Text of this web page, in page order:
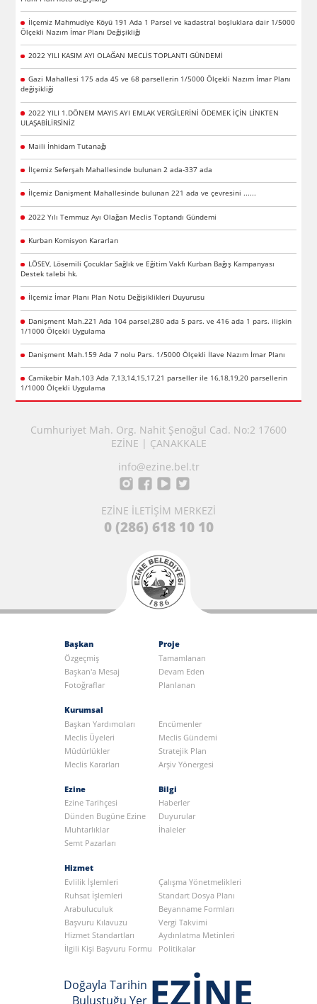
İlçemiz Mahmudiye Köyü 191 Ada 1 Parsel ve kadastral boşluklara dair 1/5000
Ölçekli Nazım İmar Planı Değişikliği
2022 YILI KASIM AYI OLAĞAN MECLİS TOPLANTI GÜNDEMİ
Gazi Mahallesi 175 ada 45 ve 68 parsellerin 1/5000 Ölçekli Nazım İmar Planı
değişikliği
2022 YILI 1.DÖNEM MAYIS AYI EMLAK VERGİLERİNİ ÖDEMEK İÇİN LİNKTEN
ULAŞABİLİRSİNİZ
Maili İnhidam Tutanağı
İlçemiz Seferşah Mahallesinde bulunan 2 ada-337 ada
İlçemiz Danişment Mahallesinde bulunan 221 ada ve çevresini ......
2022 Yılı Temmuz Ayı Olağan Meclis Toptandı Gündemi
Kurban Komisyon Kararları
LÖSEV, Lösemili Çocuklar Sağlık ve Eğitim Vakfı Kurban Bağış Kampanyası
Destek talebi hk.
İlçemiz İmar Planı Plan Notu Değişiklikleri Duyurusu
Danişment Mah.221 Ada 104 parsel,280 ada 5 pars. ve 416 ada 1 pars. ilişkin
1/1000 Ölçekli Uygulama
Danişment Mah.159 Ada 7 nolu Pars. 1/5000 Ölçekli İlave Nazım İmar Planı
Camikebir Mah.103 Ada 7,13,14,15,17,21 parseller ile 16,18,19,20 parsellerin
1/1000 Ölçekli Uygulama
Cumhuriyet Mah. Org. Nahit Şenoğul Cad. No:2 17600
EZİNE | ÇANAKKALE
info@ezine.bel.tr
EZİNE İLETİŞİM MERKEZİ
0 (286) 618 10 10
Başkan
Özgeçmiş
Başkan'a Mesaj
Fotoğraflar
Proje
Tamamlanan
Devam Eden
Planlanan
Kurumsal
Başkan Yardımcıları
Encümenler
Meclis Üyeleri
Meclis Gündemi
Müdürlükler
Stratejik Plan
Meclis Kararları
Arşiv Yönergesi
Ezine
Ezine Tarihçesi
Dünden Bugüne Ezine
Muhtarlıklar
Semt Pazarları
Bilgi
Haberler
Duyurular
İhaleler
Hizmet
Evlilik İşlemleri
Çalışma Yönetmelikleri
Ruhsat İşlemleri
Standart Dosya Planı
Arabuluculuk
Beyanname Formları
Başvuru Kılavuzu
Vergi Takvimi
Hizmet Standartları
Aydınlatma Metinleri
İlgili Kişi Başvuru Formu
Politikalar
Doğayla Tarihin
Buluştuğu Yer EZİNE